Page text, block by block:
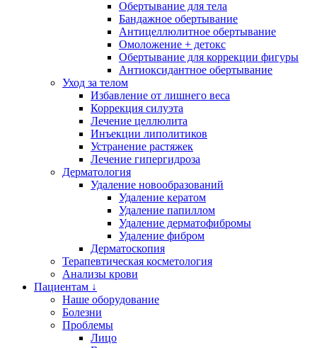
Обертывание для тела
Бандажное обертывание
Антицеллюлитное обертывание
Омоложение + детокс
Обертывание для коррекции фигуры
Антиоксидантное обертывание
Уход за телом
Избавление от лишнего веса
Коррекция силуэта
Лечение целлюлита
Инъекции липолитиков
Устранение растяжек
Лечение гипергидроза
Дерматология
Удаление новообразований
Удаление кератом
Удаление папиллом
Удаление дерматофибромы
Удаление фибром
Дерматоскопия
Терапевтическая косметология
Анализы крови
Пациентам ↓
Наше оборудование
Болезни
Проблемы
Лицо